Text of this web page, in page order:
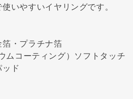
いやすいイヤリングです。
・プラチナ箔
ムコーティング）ソフトタッチ
ド